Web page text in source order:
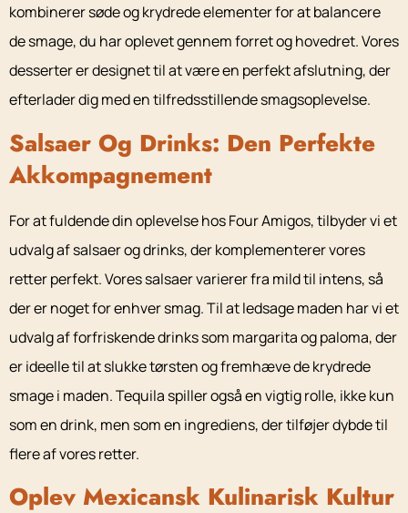
kombinerer søde og krydrede elementer for at balancere
de smage, du har oplevet gennem forret og hovedret. Vores
desserter er designet til at være en perfekt afslutning, der
efterlader dig med en tilfredsstillende smagsoplevelse.
Salsaer Og Drinks: Den Perfekte
Akkompagnement
For at fuldende din oplevelse hos Four Amigos, tilbyder vi et
udvalg af salsaer og drinks, der komplementerer vores
retter perfekt. Vores salsaer varierer fra mild til intens, så
der er noget for enhver smag. Til at ledsage maden har vi et
udvalg af forfriskende drinks som margarita og paloma, der
er ideelle til at slukke tørsten og fremhæve de krydrede
smage i maden. Tequila spiller også en vigtig rolle, ikke kun
som en drink, men som en ingrediens, der tilføjer dybde til
flere af vores retter.
Oplev Mexicansk Kulinarisk Kultur